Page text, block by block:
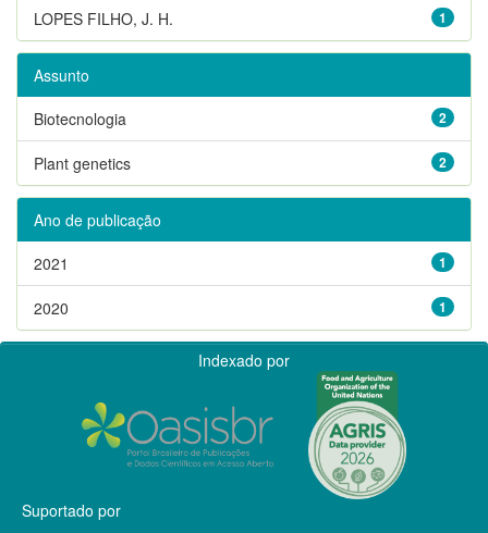
1
LOPES FILHO, J. H.
Assunto
2
Biotecnologia
2
Plant genetics
Ano de publicação
1
2021
1
2020
Indexado por
Suportado por